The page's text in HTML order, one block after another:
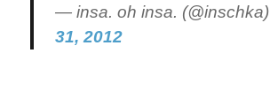
— insa. oh insa. (@inschka)
31, 2012